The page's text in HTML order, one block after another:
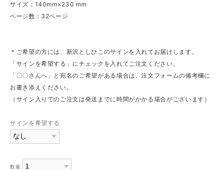
サイズ：140mm×230 mm
ページ数：32ページ
＊ご希望の方には、新沢としひこのサインを入れてお届けします。
「サインを希望する」にチェックを入れてご注文ください。
「〇〇さんへ」と宛名のご希望がある場合は、注文フォームの備考欄に
お書き添えください。
（サイン入りでのご注文は発送までに時間がかかる場合がございます）
サインを希望する
数量